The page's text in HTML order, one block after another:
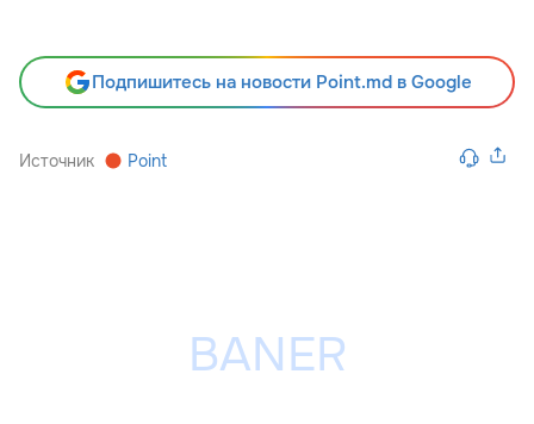
Подпишитесь на новости Point.md в Google
Источник Point